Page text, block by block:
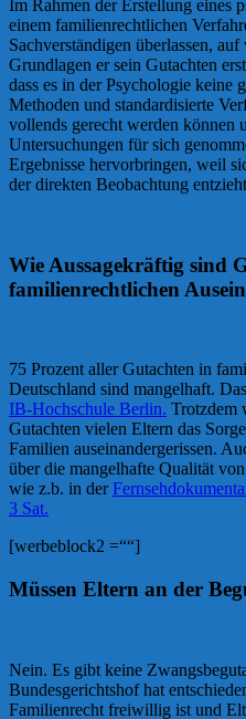
Im Rahmen der Erstellung eines
einem familienrechtlichen
Sachverständigen überlassen,
Grundlagen er sein Gutachten
dass es in der Psychologie keine
Methoden und standardisierte
vollends gerecht werden können
Untersuchungen für sich
Ergebnisse hervorbringen, weil
der direkten Beobachtung
Wie Aussagekräftig sind
familienrechtlichen
75 Prozent aller Gutachten in
Deutschland sind mangelhaft.
IB-Hochschule Berlin. Trotzdem
Gutachten vielen Eltern das
Familien auseinandergerissen.
über die mangelhafte Qualität
wie z.b. in der
3 Sat.
[werbeblock2 =““]
Müssen Eltern an der
Nein. Es gibt keine
Bundesgerichtshof hat
Familienrecht freiwillig ist und